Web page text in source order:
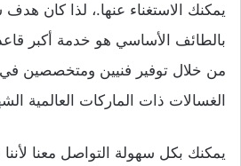
يمكنك الاستغناء عنها.، لذا كان
بالطائف الأساسي هو خدمة أكبر
من خلال توفير فنيين ومتخصصين في
الغسالات ذات الماركات العالمية
يمكنك بكل سهولة التواصل معنا